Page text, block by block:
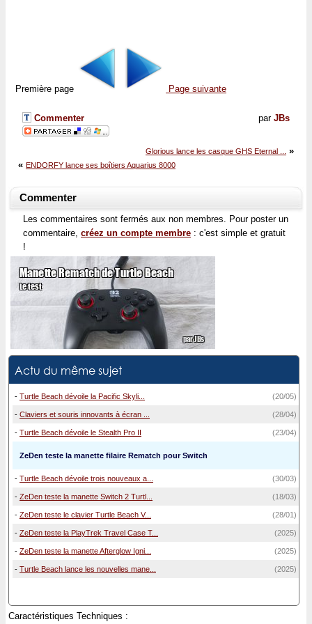
Première page Page suivante
par JBs
Commenter
Glorious lance les casque GHS Eternal ...
»
« ENDORFY lance ses boîtiers Aquarius 8000
Commenter
Les commentaires sont fermés aux non membres. Pour poster un
commentaire, créez un compte membre : c'est simple et gratuit
!
Actu du même sujet
- Turtle Beach dévoile la Pacific Skyli... (20/05)
- Claviers et souris innovants à écran ... (28/04)
- Turtle Beach dévoile le Stealth Pro II (23/04)
ZeDen teste la manette filaire Rematch pour Switch
- Turtle Beach dévoile trois nouveaux a... (30/03)
- ZeDen teste la manette Switch 2 Turtl... (18/03)
- ZeDen teste le clavier Turtle Beach V... (28/01)
- ZeDen teste la PlayTrek Travel Case T... (2025)
- ZeDen teste la manette Afterglow Igni... (2025)
- Turtle Beach lance les nouvelles mane... (2025)
Caractéristiques Techniques :